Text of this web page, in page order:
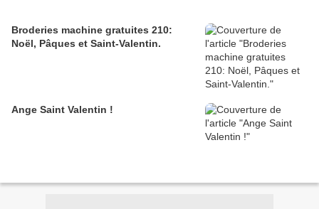
Broderies machine gratuites 210:
Noël, Pâques et Saint-Valentin.
Ange Saint Valentin !